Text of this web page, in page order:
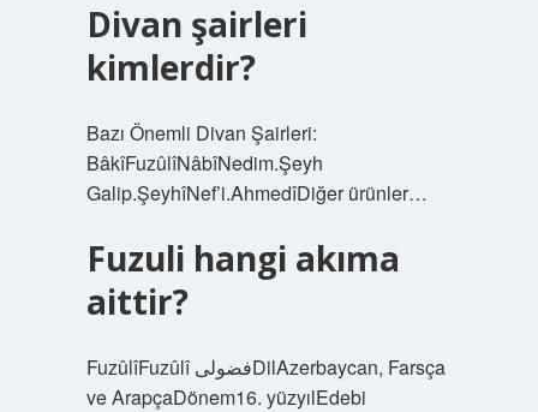
Divan şairleri
kimlerdir?
Bazı Önemli Divan Şairleri:
BâkîFuzûlîNâbîNedim.Şeyh
Galip.ŞeyhîNef’i.AhmedîDiğer ürünler…
Fuzuli hangi akıma
aittir?
FuzûlîFuzûlî فضولیDilAzerbaycan, Farsça
ve ArapçaDönem16. yüzyılEdebi